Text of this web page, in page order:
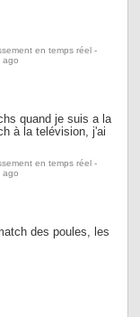
en temps réel -
ago
quand je suis a la
à la telévision, j'ai
en temps réel -
ago
des poules, les